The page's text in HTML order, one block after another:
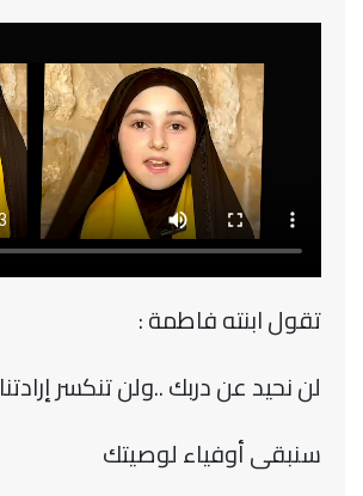
تقول ابنته فاطمة :
لن نحيد عن دربك ..ولن تنكسر إرادتنا
سنبقى أوفياء لوصيتك